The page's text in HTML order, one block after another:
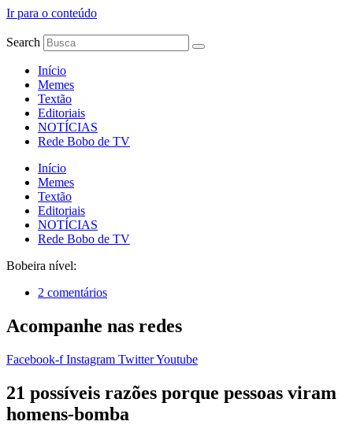
Ir para o conteúdo
Search
Início
Memes
Textão
Editoriais
NOTÍCIAS
Rede Bobo de TV
Início
Memes
Textão
Editoriais
NOTÍCIAS
Rede Bobo de TV
Bobeira nível:
2 comentários
Acompanhe nas redes
Facebook-f Instagram TwitterYoutube
21 possíveis razões porque pessoas viram
homens-bomba